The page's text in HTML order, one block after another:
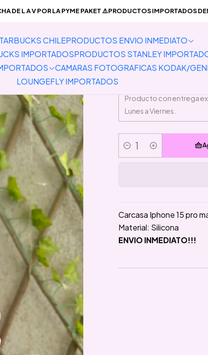
CHILEPRODUCTOS ENVIO INMEDIATO
IMPORTADOSPRODUCTOS STANLEY
CAMARAS FOTOGRAFICAS KODAK/
LOUNGEFLY IMPORTADOS
DE L A V POR LA PYME PAKET ⚠️PRODUCTOS IMPORTADOS
ENVIO INMEDIATO Carcasas Iphone y accesorios Carcasa
Cantidad
Carcasa Iphone 15 pro
Material: Silicona
ENVIO INMEDIATO!!!